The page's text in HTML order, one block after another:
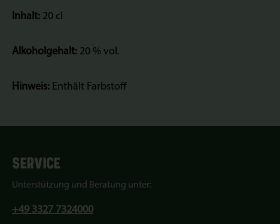
Inhalt: 20 cl
Alkoholgehalt: 20 % vol.
Hinweis: Enthält Farbstoff
SERVICE
Unterstützung und Beratung unter:
+49 3327 7324000